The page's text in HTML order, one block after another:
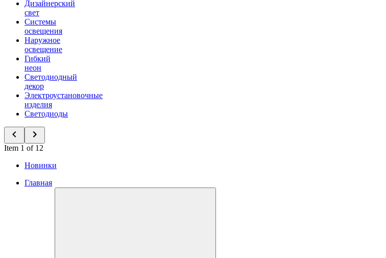
Дизайнерский
свет
Системы
освещения
Наружное
освещение
Гибкий
неон
Светодиодный
декор
Электроустановочные
изделия
Светодиоды
Item 1 of 12
Новинки
Главная